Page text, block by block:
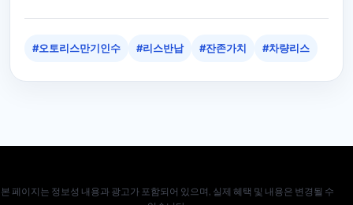
#오토리스만기인수 #리스반납 #잔존가치 #차량리스
본 페이지는 정보성 내용과 광고가 포함되어 있으며, 실제 혜택 및 내용은 변경될 수